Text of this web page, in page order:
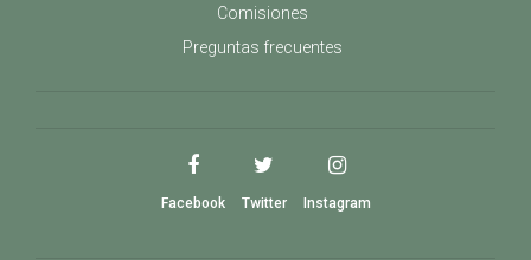
Comisiones
Preguntas frecuentes
Facebook Twitter Instagram